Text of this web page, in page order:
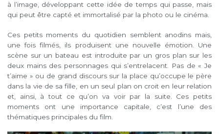
à l’image, développant cette idée de temps qui passe, mais
qui peut être capté et immortalisé par la photo ou le cinéma.
Ces petits moments du quotidien semblent anodins mais,
une fois filmés, ils produisent une nouvelle émotion. Une
scène sur un bateau est introduite par un gros plan sur les
deux mains des personnages qui s’entrelacent. Pas de « Je
t’aime » ou de grand discours sur la place qu’occupe le père
dans la vie de sa fille, en un seul plan on croit en leur relation
et, ainsi, à tout ce qu’on va voir par la suite. Ces petits
moments ont une importance capitale, c’est l’une des
thématiques principales du film.